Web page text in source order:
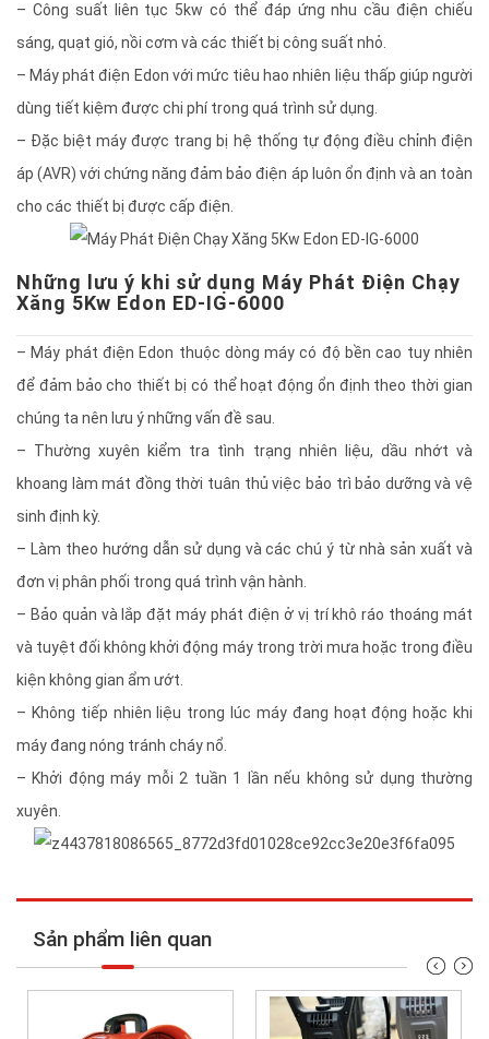
– Công suất liên tục 5kw có thể đáp ứng nhu cầu điện chiếu
sáng, quạt gió, nồi cơm và các thiết bị công suất nhỏ.
– Máy phát điện Edon với mức tiêu hao nhiên liệu thấp giúp người
dùng tiết kiệm được chi phí trong quá trình sử dụng.
– Đặc biệt máy được trang bị hệ thống tự động điều chỉnh điện
áp (AVR) với chứng năng đảm bảo điện áp luôn ổn định và an toàn
cho các thiết bị được cấp điện.
Những lưu ý khi sử dụng Máy Phát Điện Chạy
Xăng 5Kw Edon ED-IG-6000
– Máy phát điện Edon thuộc dòng máy có độ bền cao tuy nhiên
để đảm bảo cho thiết bị có thể hoạt động ổn định theo thời gian
chúng ta nên lưu ý những vấn đề sau.
– Thường xuyên kiểm tra tình trạng nhiên liệu, dầu nhớt và
khoang làm mát đồng thời tuân thủ việc bảo trì bảo dưỡng và vệ
sinh định kỳ.
– Làm theo hướng dẫn sử dụng và các chú ý từ nhà sản xuất và
đơn vị phân phối trong quá trình vận hành.
– Bảo quản và lắp đặt máy phát điện ở vị trí khô ráo thoáng mát
và tuyệt đối không khởi động máy trong trời mưa hoặc trong điều
kiện không gian ẩm ướt.
– Không tiếp nhiên liệu trong lúc máy đang hoạt động hoặc khi
máy đang nóng tránh cháy nổ.
– Khởi động máy mỗi 2 tuần 1 lần nếu không sử dụng thường
xuyên.
Sản phẩm liên quan